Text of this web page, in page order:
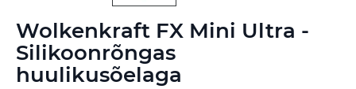
Wolkenkraft FX Mini Ultra -
Silikoonrõngas
huulikusõelaga
to
the
beginning
of